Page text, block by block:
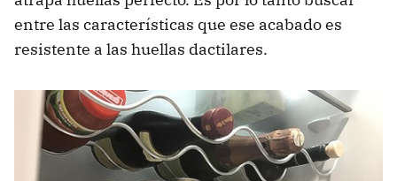
entre las características que ese acabado es
resistente a las huellas dactilares.